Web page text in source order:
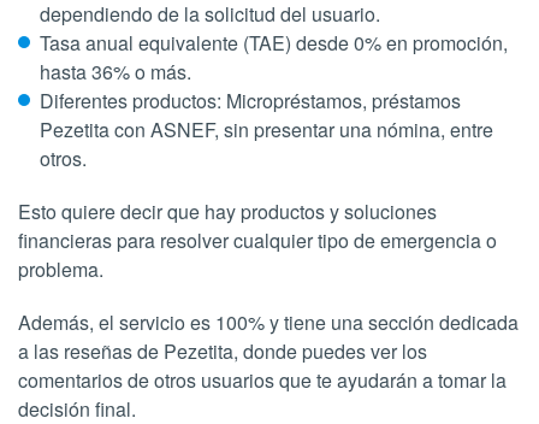
dependiendo de la solicitud del usuario.
Tasa anual equivalente (TAE) desde 0% en promoción,
hasta 36% o más.
Diferentes productos: Micropréstamos, préstamos
Pezetita con ASNEF, sin presentar una nómina, entre
otros.
Esto quiere decir que hay productos y soluciones
financieras para resolver cualquier tipo de emergencia o
problema.
Además, el servicio es 100% y tiene una sección dedicada
a las reseñas de Pezetita, donde puedes ver los
comentarios de otros usuarios que te ayudarán a tomar la
decisión final.